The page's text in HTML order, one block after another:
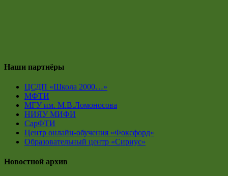
Наши партнёры
ЦСДП «Школа 2000…»
МФТИ
МГУ им. М.В.Ломоносова
НИЯУ МИФИ
СарФТИ
Центр онлайн-обучения «Фоксфорд»
Образовательный центр «Сириус»
Новостной архив